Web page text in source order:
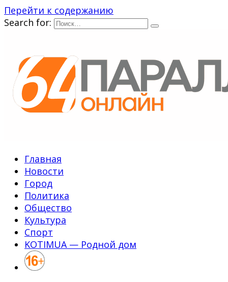
Перейти к содержанию
Search for:
Главная
Новости
Город
Политика
Общество
Культура
Спорт
KOTIMUA — Родной дом